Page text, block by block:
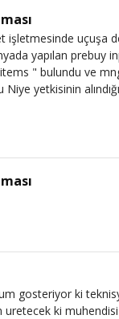
işletmesinde uçuşa
yapılan prebuy
" bulundu ve
yetkisinin
gosteriyor ki
uretecek ki